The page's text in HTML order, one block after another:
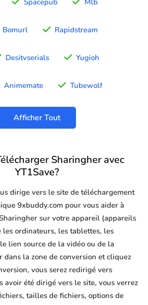
Spacepub Mlb
Bomurl Rapidstream
Desitvserials Yugioh
Animemate Tubewolf
Afficher Tout
Sharingher avec
YT1Save?
dirige vers le site de téléchargement
9xbuddy.com pour vous aider à
sur votre appareil (appareils
ordinateurs, les tablettes, les
lien source de la vidéo ou de la
dans la zone de conversion et cliquez
vous serez redirigé vers
avoir été dirigé vers le site, vous verrez
tailles de fichiers, options de